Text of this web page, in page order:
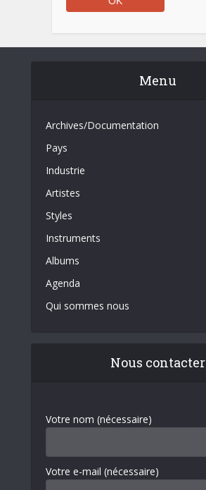
Menu
Archives/Documentation
Pays
Industrie
Artistes
Styles
Instruments
Albums
Agenda
Qui sommes nous
Nous contacter
Votre nom (nécessaire)
Votre e-mail (nécessaire)